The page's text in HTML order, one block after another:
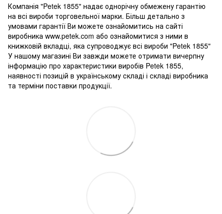
Компанія "Petek 1855" надає однорічну обмежену гарантію
на всі вироби торговельної марки. Більш детально з
умовами гарантії Ви можете ознайомитись на сайті
виробника www.petek.com або ознайомитися з ними в
книжковій вкладці, яка супроводжує всі вироби "Petek 1855"
У нашому магазині Ви завжди можете отримати вичерпну
інформацію про характеристики виробів Petek 1855,
наявності позицій в українському складі і складі виробника
та терміни поставки продукції.